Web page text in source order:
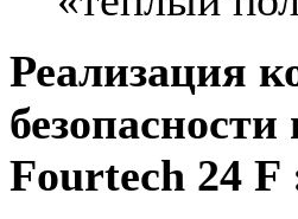
Реализация
Fourtech 24 F